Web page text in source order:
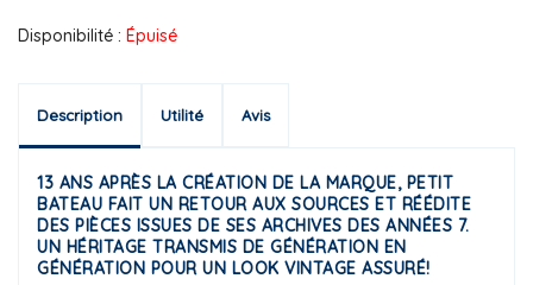
Disponibilité : Épuisé
Description Utilité Avis
13 ANS APRÈS LA CRÉATION DE LA MARQUE, PETIT
BATEAU FAIT UN RETOUR AUX SOURCES ET RÉÉDITE
DES PIÈCES ISSUES DE SES ARCHIVES DES ANNÉES 7.
UN HÉRITAGE TRANSMIS DE GÉNÉRATION EN
GÉNÉRATION POUR UN LOOK VINTAGE ASSURÉ!